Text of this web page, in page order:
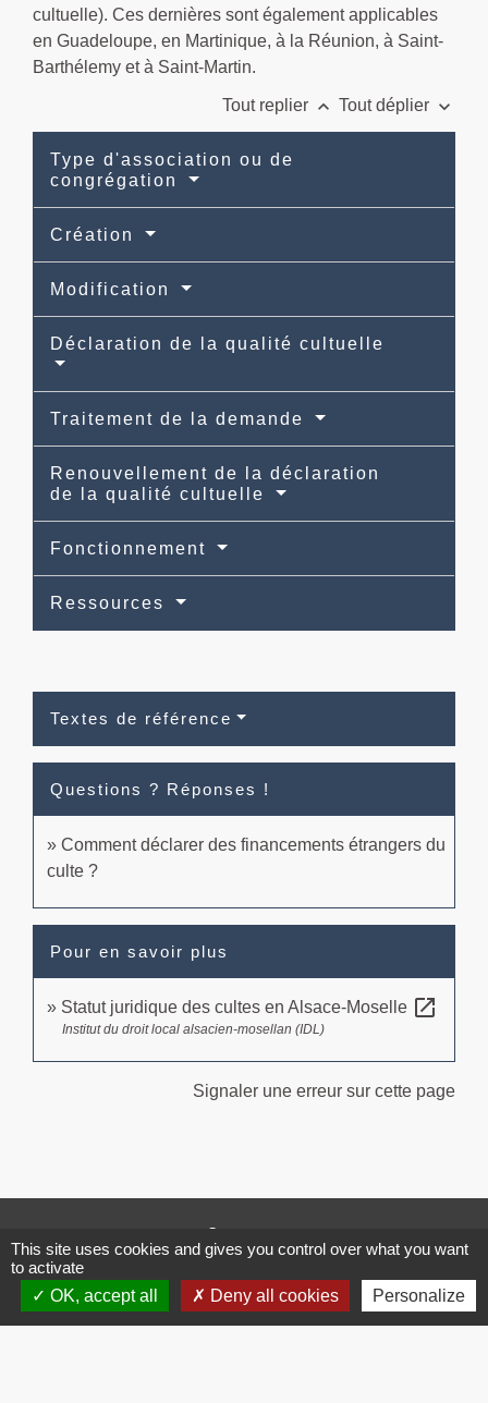
cultuelle). Ces dernières sont également applicables
en Guadeloupe, en Martinique, à la Réunion, à Saint-
Barthélemy et à Saint-Martin.
Tout replier keyboard_arrow_up Tout déplier keyboard_arrow_down
Type d'association ou de
congrégation
Création
Modification
Déclaration de la qualité cultuelle
Traitement de la demande
Renouvellement de la déclaration
de la qualité cultuelle
Fonctionnement
Ressources
Textes de référence
Questions ? Réponses !
Comment déclarer des financements étrangers du
culte ?
Pour en savoir plus
Statut juridique des cultes en Alsace-Moselle open_in_new
Institut du droit local alsacien-mosellan (IDL)
Signaler une erreur sur cette page
Contacts
Commune de Brissac
3 place de la Mairie
34190 Brissac - FRANCE
+33 4 67 73 71 56
This site uses cookies and gives you control over what you want
to activate
OK, accept all
Deny all cookies Personalize